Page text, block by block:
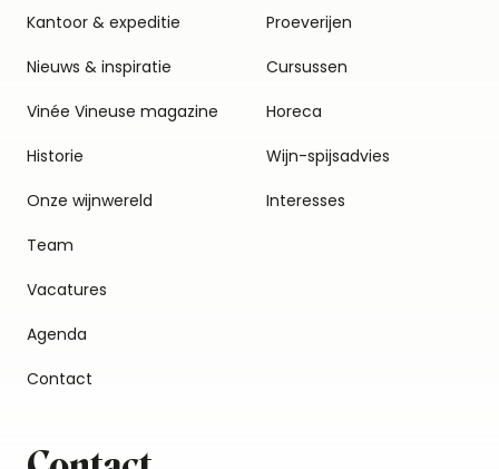
Kantoor & expeditie
Nieuws & inspiratie
Vinée Vineuse magazine
Historie
Onze wijnwereld
Team
Vacatures
Agenda
Contact
Proeverijen
Cursussen
Horeca
Wijn-spijsadvies
Interesses